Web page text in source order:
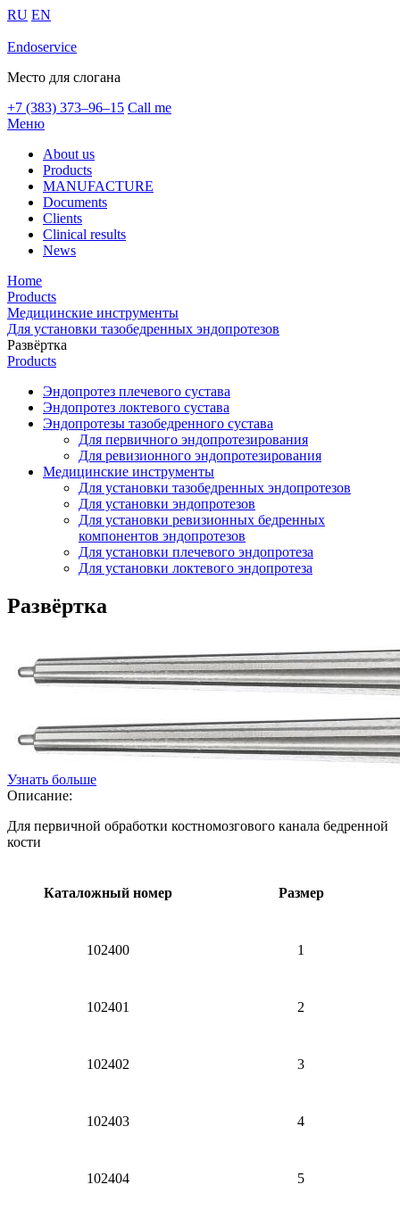
RU EN
Endoservice
Место для слогана
+7 (383) 373–96–15 Call me
Меню
About us
Products
MANUFACTURE
Documents
Clients
Clinical results
News
Home
Products
Медицинские инструменты
Для установки тазобедренных эндопротезов
Развёртка
Products
Эндопротез плечевого сустава
Эндопротез локтевого сустава
Эндопротезы тазобедренного сустава
Для первичного эндопротезирования
Для ревизионного эндопротезирования
Медицинские инструменты
Для установки тазобедренных эндопротезов
Для установки эндопротезов
Для установки ревизионных бедренных
компонентов эндопротезов
Для установки плечевого эндопротеза
Для установки локтевого эндопротеза
Развёртка
Узнать больше
Описание:
Для первичной обработки костномозгового канала бедренной
кости
Каталожный номер Размер
102400 1
102401 2
102402 3
102403 4
102404 5